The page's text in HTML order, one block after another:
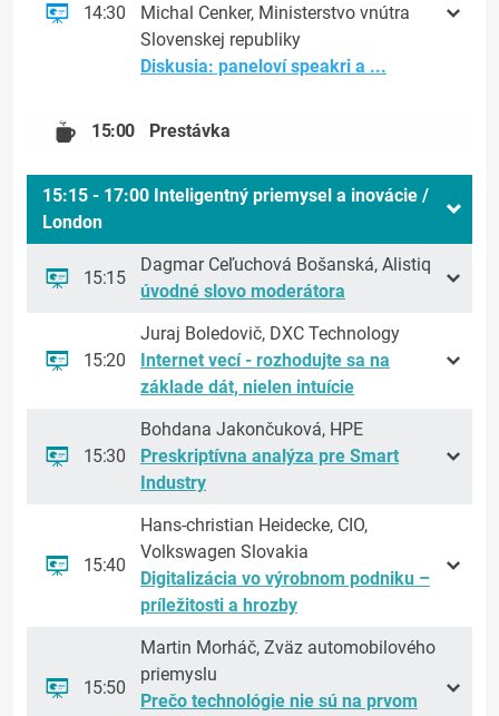
14:30
Michal Cenker, Ministerstvo vnútra
Slovenskej republiky
Diskusia: paneloví speakri a ...
15:00 Prestávka
15:15 - 17:00 Inteligentný priemysel a inovácie /
London
15:15
Dagmar Ceľuchová Bošanská, Alistiq
úvodné slovo moderátora
15:20
Juraj Boledovič, DXC Technology
Internet vecí - rozhodujte sa na
základe dát, nielen intuície
15:30
Bohdana Jakončuková, HPE
Preskriptívna analýza pre Smart
Industry
15:40
Hans-christian Heidecke, CIO,
Volkswagen Slovakia
Digitalizácia vo výrobnom podniku –
príležitosti a hrozby
15:50
Martin Morháč, Zväz automobilového
priemyslu
Prečo technológie nie sú na prvom